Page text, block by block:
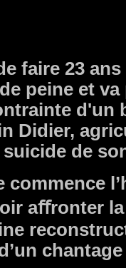
faire 23
peine et
d'un
Didier,
de
commence
aﬀronter